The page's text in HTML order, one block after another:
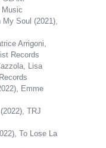
Music
Soul (2021),
Arrigoni,
Records
Lisa
Emme
TRJ
To Lose La